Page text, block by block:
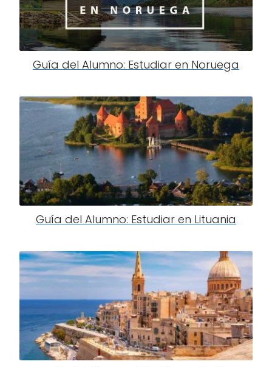
Guía del Alumno: Estudiar en Noruega
Guía del Alumno: Estudiar en Lituania